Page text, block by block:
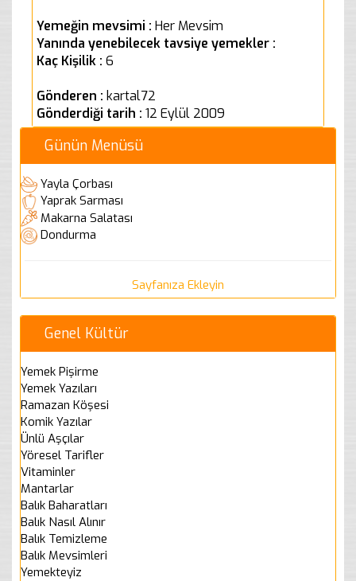
Yemeğin mevsimi : Her Mevsim
Yanında yenebilecek tavsiye yemekler :
Kaç Kişilik : 6
Gönderen : kartal72
Gönderdiği tarih : 12 Eylül 2009
Günün Menüsü
Yayla Çorbası
Yaprak Sarması
Makarna Salatası
Dondurma
Sayfanıza Ekleyin
Genel Kültür
Yemek Pişirme
Yemek Yazıları
Ramazan Köşesi
Komik Yazılar
Ünlü Aşçılar
Yöresel Tarifler
Vitaminler
Mantarlar
Balık Baharatları
Balık Nasıl Alınır
Balık Temizleme
Balık Mevsimleri
Yemekteyiz